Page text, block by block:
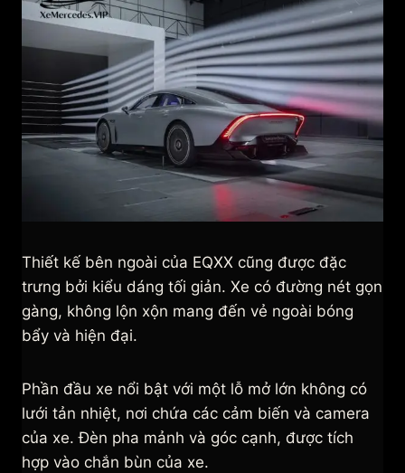
Thiết kế bên ngoài của EQXX cũng được đặc
trưng bởi kiểu dáng tối giản. Xe có đường nét gọn
gàng, không lộn xộn mang đến vẻ ngoài bóng
bẩy và hiện đại.
Phần đầu xe nổi bật với một lỗ mở lớn không có
lưới tản nhiệt, nơi chứa các cảm biến và camera
của xe. Đèn pha mảnh và góc cạnh, được tích
hợp vào chắn bùn của xe.